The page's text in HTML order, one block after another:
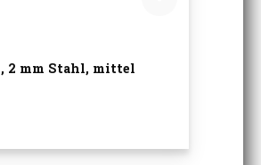
2 mm Stahl, mittel